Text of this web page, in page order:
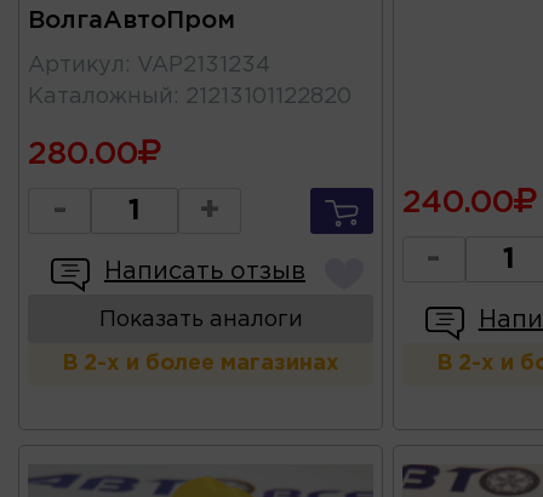
ВолгаАвтоПром
Артикул : VAP2131234
Каталожный : 21213101122820
280.00
- +
Написать отзыв
Показать аналоги
В 2-х и более магазинах
240.00
-
В 2-х и